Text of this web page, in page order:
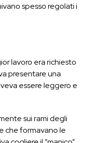
spesso regolati i
lavoro era richiesto
presentare una
essere leggero e
sui rami degli
che formavano le